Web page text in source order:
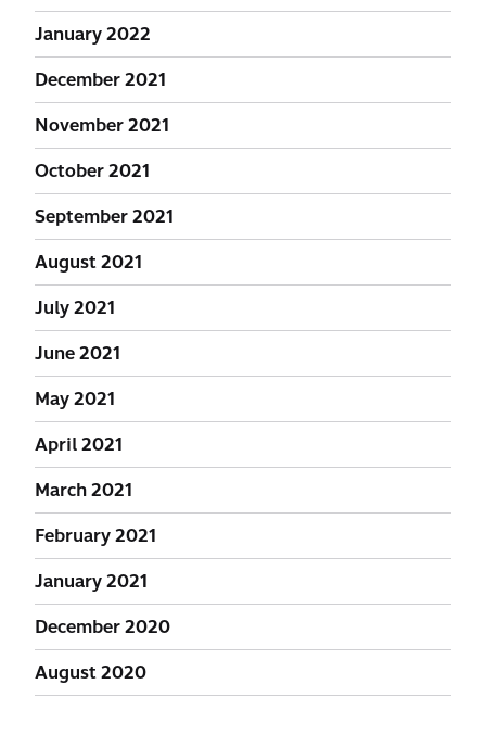
January 2022
December 2021
November 2021
October 2021
September 2021
August 2021
July 2021
June 2021
May 2021
April 2021
March 2021
February 2021
January 2021
December 2020
August 2020